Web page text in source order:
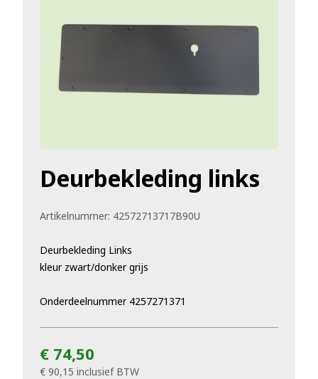
Deurbekleding links
Artikelnummer: 42572713717B90U
Deurbekleding Links
kleur zwart/donker grijs
Onderdeelnummer 4257271371
€ 74,50
€ 90,15 inclusief BTW